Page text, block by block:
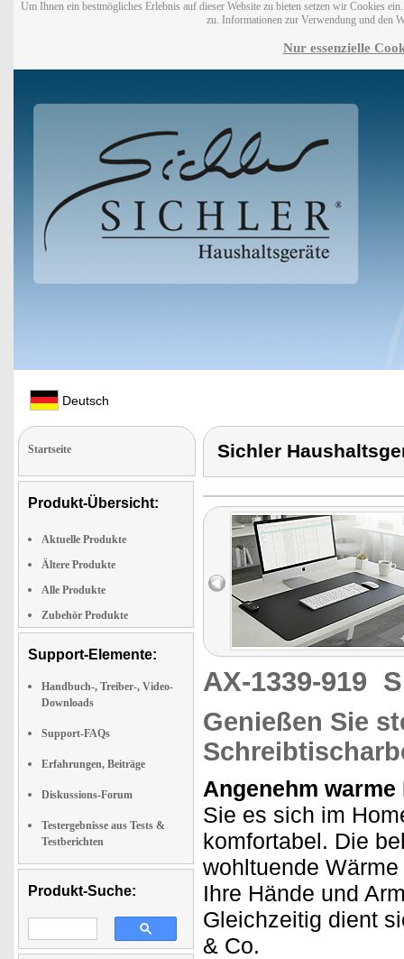
Um Ihnen ein bestmögliches Erlebnis auf dieser Website zu bieten setzen wir Cookies
zu. Informationen zur Verwendung und den
Nur essenzielle
Deutsch
Startseite
Produkt-Übersicht:
Aktuelle Produkte
Ältere Produkte
Alle Produkte
Zubehör Produkte
Support-Elemente:
Handbuch-, Treiber-, Video-
Downloads
Support-FAQs
Erfahrungen, Beiträge
Diskussions-Forum
Testergebnisse aus Tests &
Testberichten
Produkt-Suche:
Sichler
AX-1339-919
Genießen Sie
Angenehm
Sie es sich im
komfortabel. Die
wohltuende
Ihre Hände und
Gleichzeitig dient
& Co.